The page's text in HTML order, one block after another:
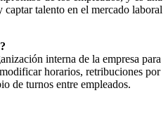
captar talento en el mercado laboral
interna de la empresa para
horarios, retribuciones por
de turnos entre empleados.